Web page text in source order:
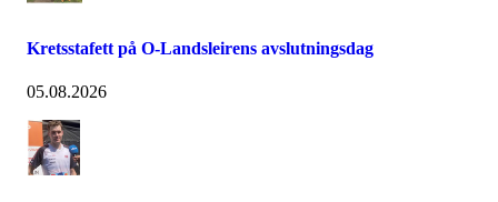
Kretsstafett på O-Landsleirens avslutningsdag
05.08.2026